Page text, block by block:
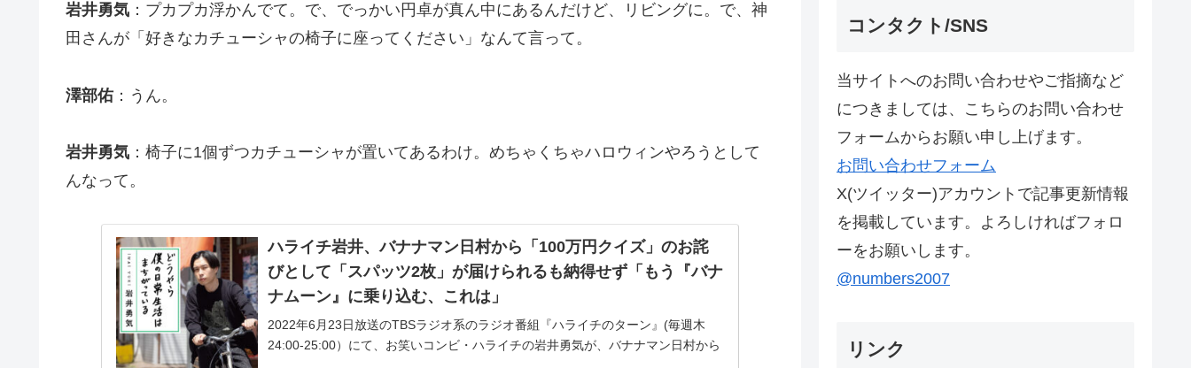
岩井勇気 ：プカプカ浮かんでて。で、でっかい円卓が真ん中にあるんだけど、リビングに。で、神
田さんが「好きなカチューシャの椅子に座ってください」なんて言って。
澤部佑 ：うん。
岩井勇気 ：椅子に1個ずつカチューシャが置いてあるわけ。めちゃくちゃハロウィンやろうとして
んなって。
ハライチ岩井、バナナマン日村から「100万円クイズ」のお詫
びとして「スパッツ2枚」が届けられるも納得せず「もう『バナ
ナムーン』に乗り込む、これは」
2022年6月23日放送のTBSラジオ系のラジオ番組『ハライチのターン』(毎週木
24:00-25:00）にて、お笑いコンビ・ハライチの岩井勇気が、バナナマン日村から
コンタクト/SNS
当サイトへのお問い合わせやご指摘など
につきましては、こちらのお問い合わせ
フォームからお願い申し上げます。
お問い合わせフォーム
X(ツイッター)アカウントで記事更新情報
を掲載しています。よろしければフォロ
ーをお願いします。
@numbers2007
リンク